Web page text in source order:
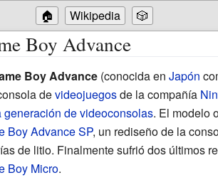
🏠 Wikipedia 🎲
Boy Advance
Boy Advance(conocida en Japón
devideojuegosde la compañía
generación de videoconsolas. El modelo
Boy Advance SP, un rediseño de la
de litio. Finalmente sufrió dos últimos
Boy Micro.